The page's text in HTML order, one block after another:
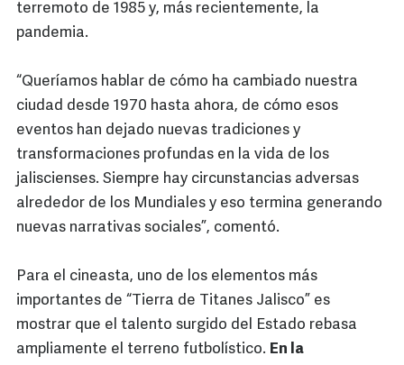
terremoto de 1985 y, más recientemente, la
pandemia.
“Queríamos hablar de cómo ha cambiado nuestra
ciudad desde 1970 hasta ahora, de cómo esos
eventos han dejado nuevas tradiciones y
transformaciones profundas en la vida de los
jaliscienses. Siempre hay circunstancias adversas
alrededor de los Mundiales y eso termina generando
nuevas narrativas sociales”, comentó.
Para el cineasta, uno de los elementos más
importantes de “Tierra de Titanes Jalisco” es
mostrar que el talento surgido del Estado rebasa
ampliamente el terreno futbolístico. En la